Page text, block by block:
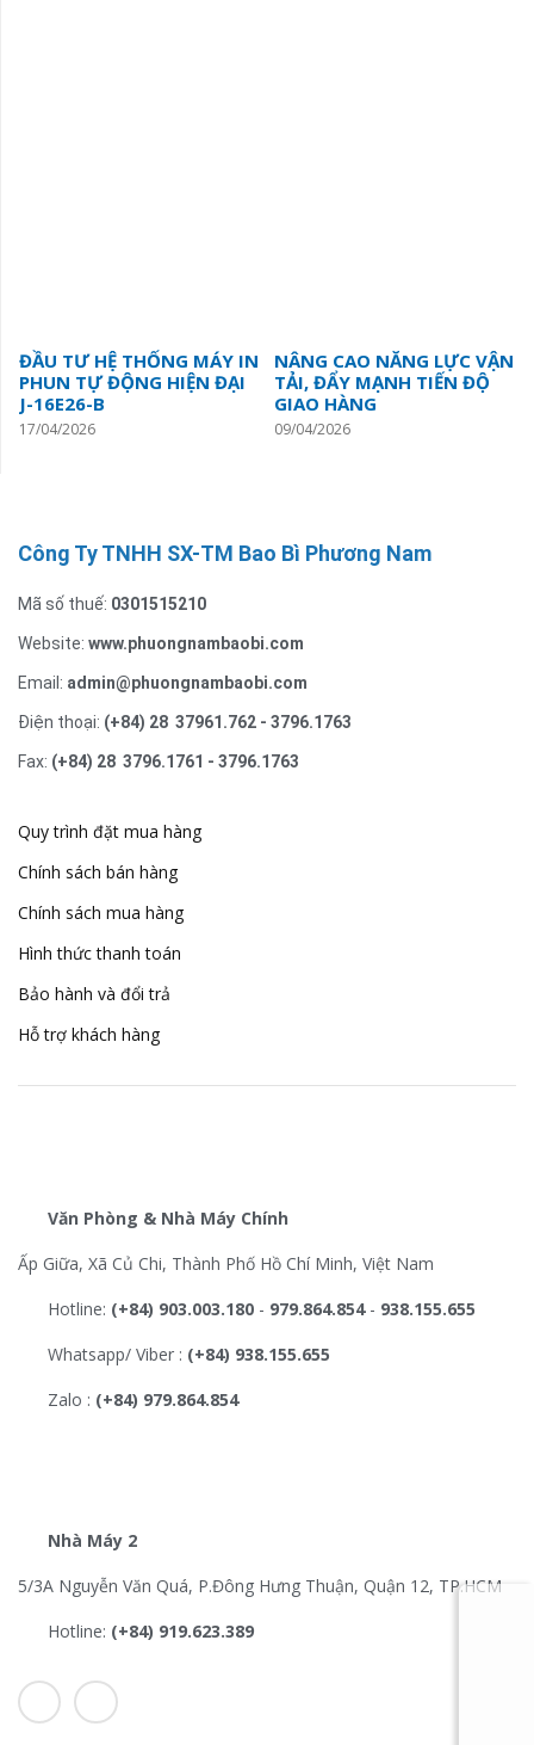
ĐẦU TƯ HỆ THỐNG MÁY IN
PHUN TỰ ĐỘNG HIỆN ĐẠI
J-16E26-B
17/04/2026
NÂNG CAO NĂNG LỰC VẬN
TẢI, ĐẨY MẠNH TIẾN ĐỘ
GIAO HÀNG
09/04/2026
Công Ty TNHH SX-TM Bao Bì Phương Nam
Mã số thuế: 0301515210
Website: www.phuongnambaobi.com
Email: admin@phuongnambaobi.com
Điện thoại: (+84) 28 37961.762 - 3796.1763
Fax: (+84) 28 3796.1761 - 3796.1763
Quy trình đặt mua hàng
Chính sách bán hàng
Chính sách mua hàng
Hình thức thanh toán
Bảo hành và đổi trả
Hỗ trợ khách hàng
Văn Phòng & Nhà Máy Chính
Ấp Giữa, Xã Củ Chi, Thành Phố Hồ Chí Minh, Việt Nam
Hotline: (+84) 903.003.180 - 979.864.854 - 938.155.655
Whatsapp/ Viber : (+84) 938.155.655
Zalo : (+84) 979.864.854
Nhà Máy 2
5/3A Nguyễn Văn Quá, P.Đông Hưng Thuận, Quận 12, TP.HCM
Hotline: (+84) 919.623.389
o
-
u
u